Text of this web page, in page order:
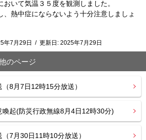
いて気温３５度を観測しました。
、熱中症にならないよう十分注意しましょ
年7月29日 / 更新日: 2025年7月29日
のページ
8月7日12時15分放送）
喚起(防災行政無線8月4日12時30分)
7月30日11時10分放送）